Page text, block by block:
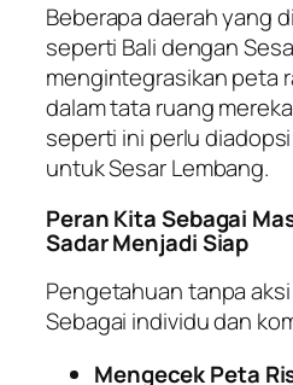
Beberapa daerah yang
seperti Bali dengan
mengintegrasikan peta
dalam tata ruang
seperti ini perlu
untuk Sesar Lembang.
Peran Kita Sebagai
Sadar Menjadi Siap
Pengetahuan tanpa
Sebagai individu dan
Mengecek Peta